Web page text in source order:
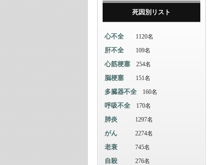
死因別リスト
心不全 1120名
肝不全 109名
心筋梗塞 254名
脳梗塞 151名
多臓器不全 160名
呼吸不全 170名
肺炎 1297名
がん 2274名
老衰 745名
自殺 276名